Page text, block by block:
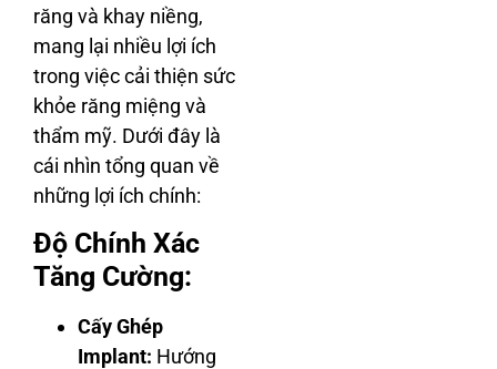
răng và khay niềng,
mang lại nhiều lợi ích
trong việc cải thiện sức
khỏe răng miệng và
thẩm mỹ. Dưới đây là
cái nhìn tổng quan về
những lợi ích chính:
Độ Chính Xác
Tăng Cường:
Cấy Ghép
Implant: Hướng